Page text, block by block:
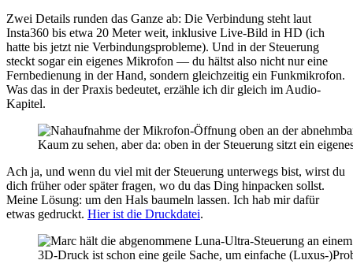
Zwei Details runden das Ganze ab: Die Verbindung steht laut
Insta360 bis etwa 20 Meter weit, inklusive Live-Bild in HD (ich
hatte bis jetzt nie Verbindungsprobleme). Und in der Steuerung
steckt sogar ein eigenes Mikrofon — du hältst also nicht nur eine
Fernbedienung in der Hand, sondern gleichzeitig ein Funkmikrofon.
Was das in der Praxis bedeutet, erzähle ich dir gleich im Audio-
Kapitel.
Kaum zu sehen, aber da: oben in der Steuerung sitzt ein
Ach ja, und wenn du viel mit der Steuerung unterwegs bist, wirst du
dich früher oder später fragen, wo du das Ding hinpacken sollst.
Meine Lösung: um den Hals baumeln lassen. Ich hab mir dafür
etwas gedruckt. Hier ist die Druckdatei.
3D-Druck ist schon eine geile Sache, um einfache (Luxus-